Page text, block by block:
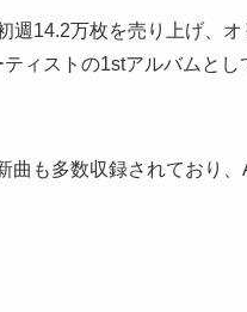
週14.2万枚を売り上げ、
ィストの1stアルバムとし
曲も多数収録されており